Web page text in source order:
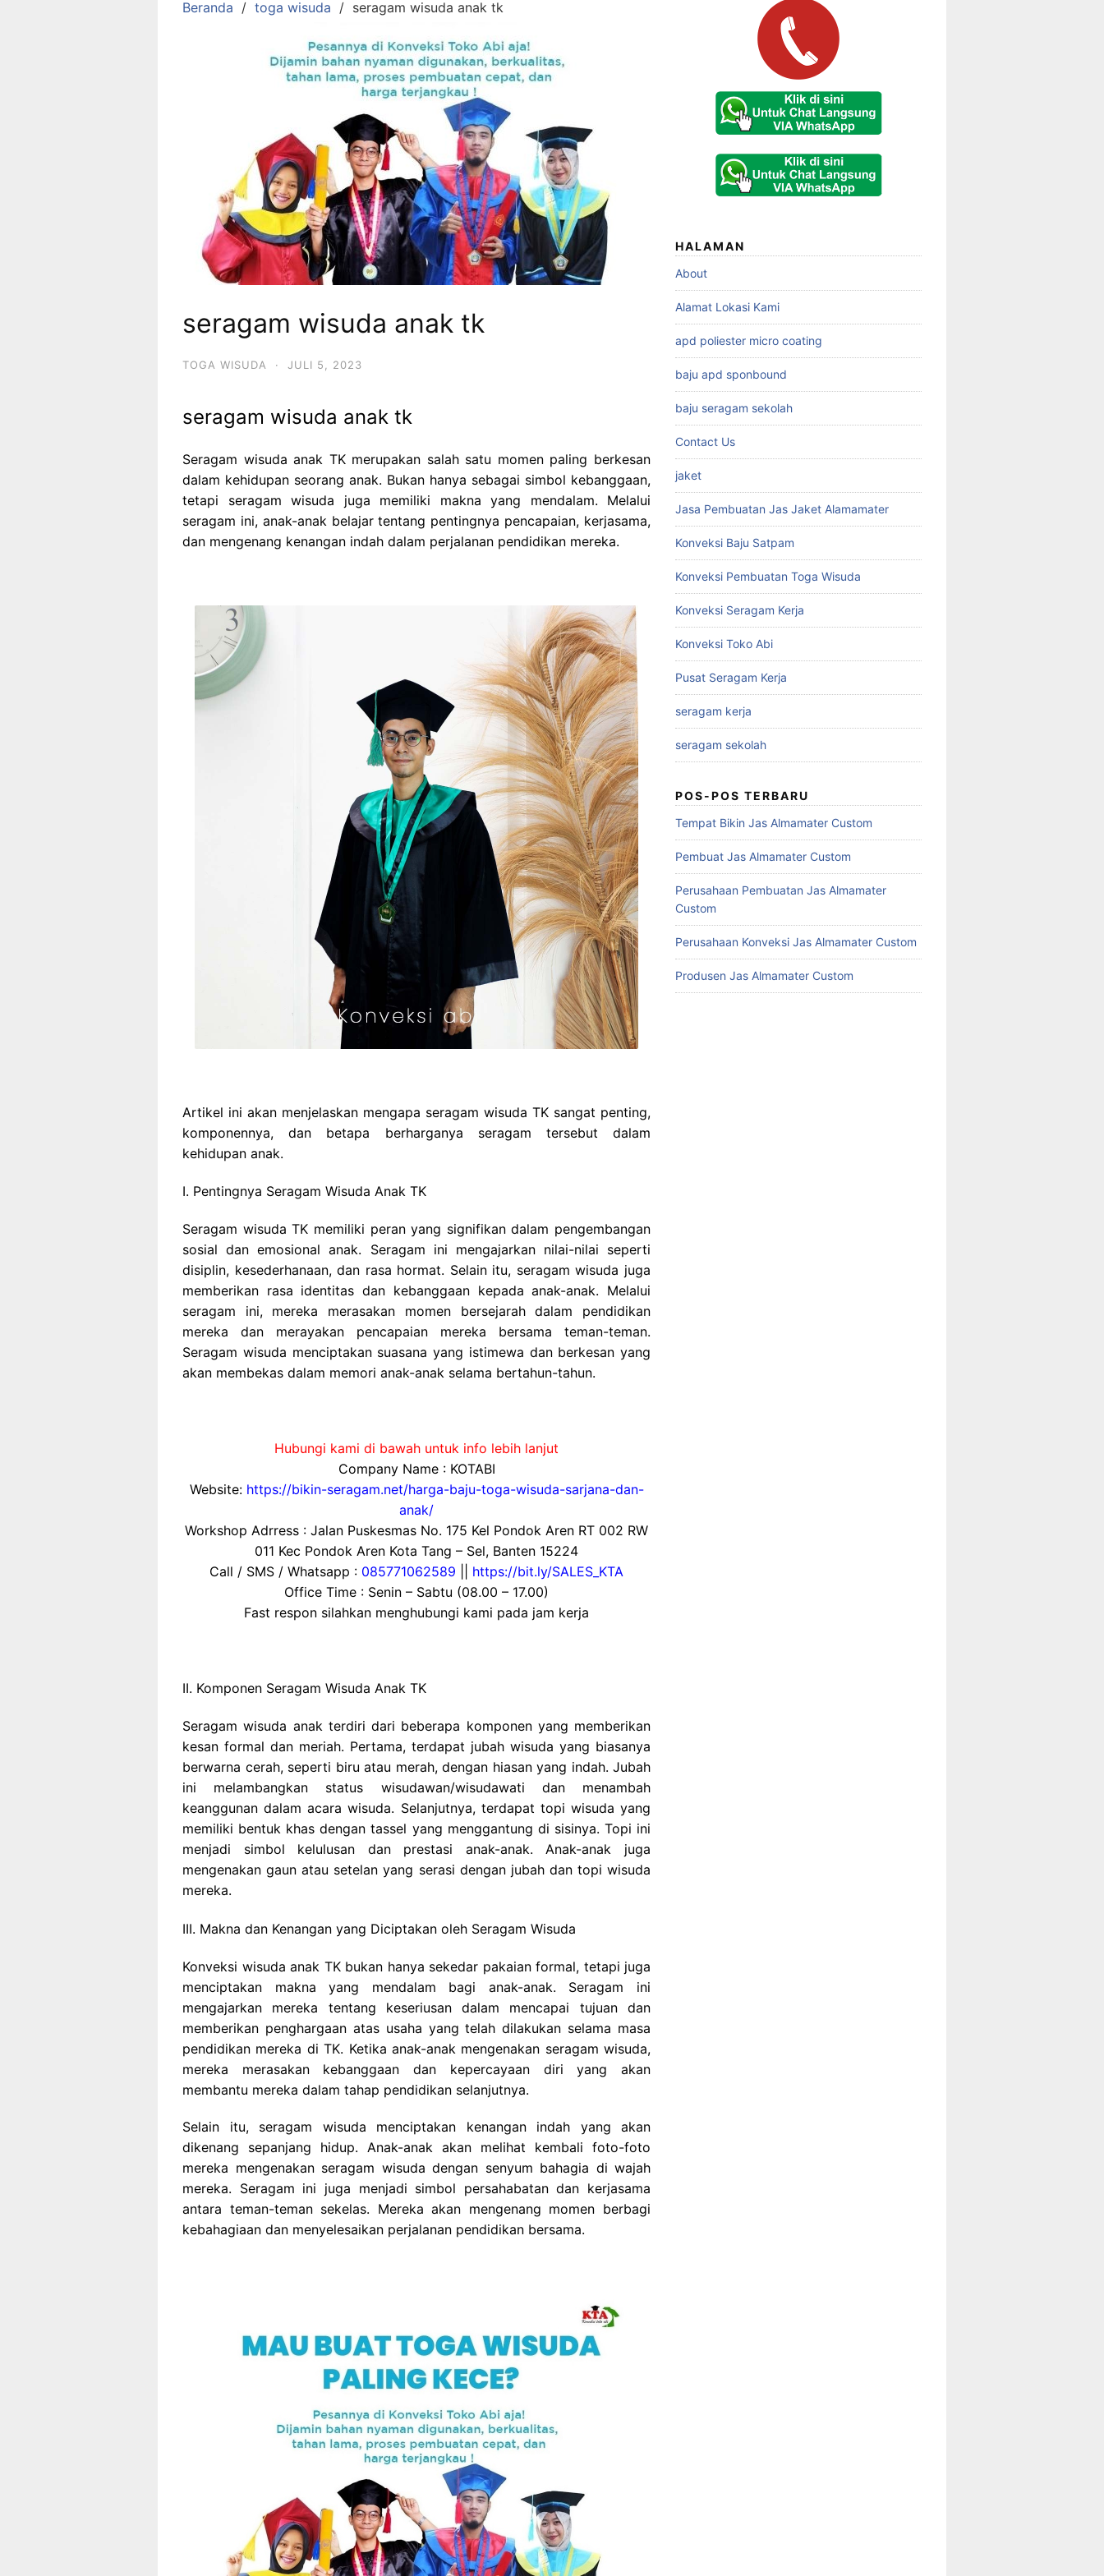
Beranda toga wisuda seragam wisuda anak tk
seragam wisuda anak tk
TOGA WISUDA · JULI 5, 2023
seragam wisuda anak tk
Seragam wisuda anak TK merupakan salah satu momen paling berkesan
dalam kehidupan seorang anak. Bukan hanya sebagai simbol kebanggaan,
tetapi seragam wisuda juga memiliki makna yang mendalam. Melalui
seragam ini, anak-anak belajar tentang pentingnya pencapaian, kerjasama,
dan mengenang kenangan indah dalam perjalanan pendidikan mereka.
Artikel ini akan menjelaskan mengapa seragam wisuda TK sangat penting,
komponennya, dan betapa berharganya seragam tersebut dalam
kehidupan anak.
I. Pentingnya Seragam Wisuda Anak TK
Seragam wisuda TK memiliki peran yang signifikan dalam pengembangan
sosial dan emosional anak. Seragam ini mengajarkan nilai-nilai seperti
disiplin, kesederhanaan, dan rasa hormat. Selain itu, seragam wisuda juga
memberikan rasa identitas dan kebanggaan kepada anak-anak. Melalui
seragam ini, mereka merasakan momen bersejarah dalam pendidikan
mereka dan merayakan pencapaian mereka bersama teman-teman.
Seragam wisuda menciptakan suasana yang istimewa dan berkesan yang
akan membekas dalam memori anak-anak selama bertahun-tahun.
Hubungi kami di bawah untuk info lebih lanjut
Company Name : KOTABI
Website: https://bikin-seragam.net/harga-baju-toga-wisuda-sarjana-dan-
anak/
Workshop Adrress : Jalan Puskesmas No. 175 Kel Pondok Aren RT 002 RW
011 Kec Pondok Aren Kota Tang – Sel, Banten 15224
Call / SMS / Whatsapp : 085771062589
https://bit.ly/SALES_KTA
Office Time : Senin – Sabtu (08.00 – 17.00)
Fast respon silahkan menghubungi kami pada jam kerja
II. Komponen Seragam Wisuda Anak TK
Seragam wisuda anak terdiri dari beberapa komponen yang memberikan
kesan formal dan meriah. Pertama, terdapat jubah wisuda yang biasanya
berwarna cerah, seperti biru atau merah, dengan hiasan yang indah. Jubah
ini melambangkan status wisudawan/wisudawati dan menambah
keanggunan dalam acara wisuda. Selanjutnya, terdapat topi wisuda yang
memiliki bentuk khas dengan tassel yang menggantung di sisinya. Topi ini
menjadi simbol kelulusan dan prestasi anak-anak. Anak-anak juga
mengenakan gaun atau setelan yang serasi dengan jubah dan topi wisuda
mereka.
III. Makna dan Kenangan yang Diciptakan oleh Seragam Wisuda
Konveksi wisuda anak TK bukan hanya sekedar pakaian formal, tetapi juga
menciptakan makna yang mendalam bagi anak-anak. Seragam ini
mengajarkan mereka tentang keseriusan dalam mencapai tujuan dan
memberikan penghargaan atas usaha yang telah dilakukan selama masa
pendidikan mereka di TK. Ketika anak-anak mengenakan seragam wisuda,
mereka merasakan kebanggaan dan kepercayaan diri yang akan
membantu mereka dalam tahap pendidikan selanjutnya.
Selain itu, seragam wisuda menciptakan kenangan indah yang akan
dikenang sepanjang hidup. Anak-anak akan melihat kembali foto-foto
mereka mengenakan seragam wisuda dengan senyum bahagia di wajah
mereka. Seragam ini juga menjadi simbol persahabatan dan kerjasama
antara teman-teman sekelas. Mereka akan mengenang momen berbagi
kebahagiaan dan menyelesaikan perjalanan pendidikan bersama.
HALAMAN
About
Alamat Lokasi Kami
apd poliester micro coating
baju apd sponbound
baju seragam sekolah
Contact Us
jaket
Jasa Pembuatan Jas Jaket Alamamater
Konveksi Baju Satpam
Konveksi Pembuatan Toga Wisuda
Konveksi Seragam Kerja
Konveksi Toko Abi
Pusat Seragam Kerja
seragam kerja
seragam sekolah
POS-POS TERBARU
Tempat Bikin Jas Almamater Custom
Pembuat Jas Almamater Custom
Perusahaan Pembuatan Jas Almamater
Custom
Perusahaan Konveksi Jas Almamater Custom
Produsen Jas Almamater Custom